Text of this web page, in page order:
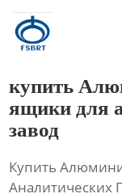
Главная
Новости
Контакты
купить
ящики для
завод
Купить
Аналитических